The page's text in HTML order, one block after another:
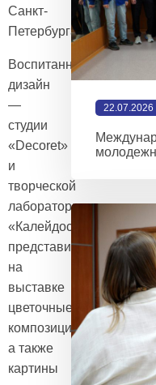
Санкт-
Петербурга
Воспитанники
дизайн
—
студии
«Decoret»
и
творческой
лаборатории
«Калейдоскоп»
представили
на
выставке
цветочные
композиции,
а также
картины
22.07.2026